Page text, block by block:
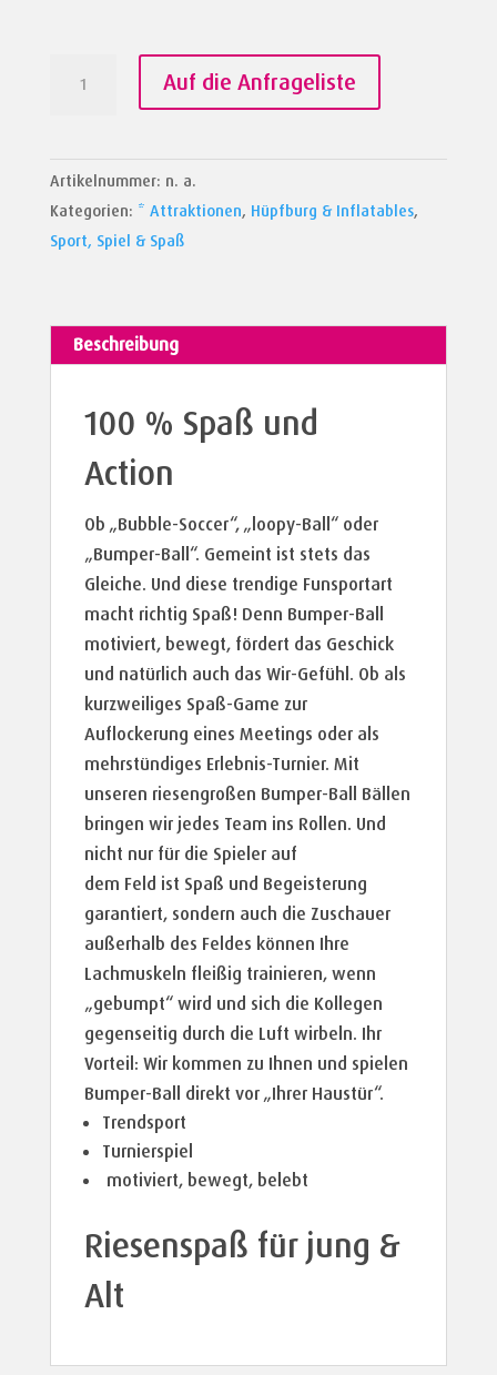
Auf die Anfrageliste
Artikelnummer: n. a.
Kategorien: * Attraktionen, Hüpfburg & Inflatables,
Sport, Spiel & Spaß
Beschreibung
100 % Spaß und
Action
Ob „Bubble-Soccer“, „loopy-Ball“ oder
„Bumper-Ball“. Gemeint ist stets das
Gleiche. Und diese trendige Funsportart
macht richtig Spaß! Denn Bumper-Ball
motiviert, bewegt, fördert das Geschick
und natürlich auch das Wir-Gefühl. Ob als
kurzweiliges Spaß-Game zur
Auflockerung eines Meetings oder als
mehrstündiges Erlebnis-Turnier. Mit
unseren riesengroßen Bumper-Ball Bällen
bringen wir jedes Team ins Rollen. Und
nicht nur für die Spieler auf
dem Feld ist Spaß und Begeisterung
garantiert, sondern auch die Zuschauer
außerhalb des Feldes können Ihre
Lachmuskeln fleißig trainieren, wenn
„gebumpt“ wird und sich die Kollegen
gegenseitig durch die Luft wirbeln. Ihr
Vorteil: Wir kommen zu Ihnen und spielen
Bumper-Ball direkt vor „Ihrer Haustür“.
Trendsport
Turnierspiel
motiviert, bewegt, belebt
Riesenspaß für jung &
Alt